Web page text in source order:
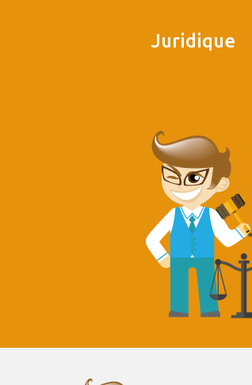
Juridique